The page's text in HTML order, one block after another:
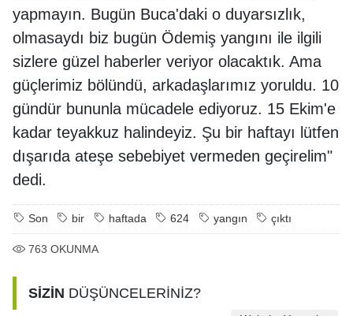
yapmayın. Bugün Buca'daki o duyarsızlık,
olmasaydı biz bugün Ödemiş yangını ile ilgili
sizlere güzel haberler veriyor olacaktık. Ama
güçlerimiz bölündü, arkadaşlarımız yoruldu. 10
gündür bununla mücadele ediyoruz. 15 Ekim'e
kadar teyakkuz halindeyiz. Şu bir haftayı lütfen
dışarıda ateşe sebebiyet vermeden geçirelim"
dedi.
Son bir haftada 624 yangın çıktı
763 OKUNMA
SİZİN DÜŞÜNCELERİNİZ?